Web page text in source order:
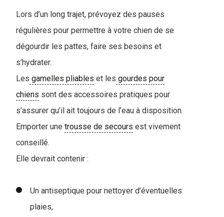
Lors d’un long trajet, prévoyez des pauses
régulières pour permettre à votre chien de se
dégourdir les pattes, faire ses besoins et
s’hydrater.
Les gamelles pliables et les gourdes pour
chiens sont des accessoires pratiques pour
s’assurer qu’il ait toujours de l’eau à disposition.
Emporter une trousse de secours est vivement
conseillé.
Elle devrait contenir :
Un antiseptique pour nettoyer d’éventuelles
plaies,